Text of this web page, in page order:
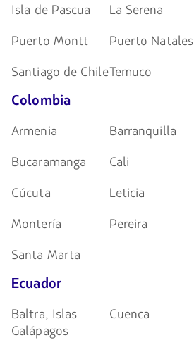
Isla de Pascua
La Serena
Puerto Montt
Puerto Natales
Santiago de ChileTemuco
Colombia
Armenia Barranquilla
Bucaramanga
Cali
Cúcuta
Leticia
Montería
Pereira
Santa Marta
Ecuador
Baltra, Islas
Galápagos
Cuenca